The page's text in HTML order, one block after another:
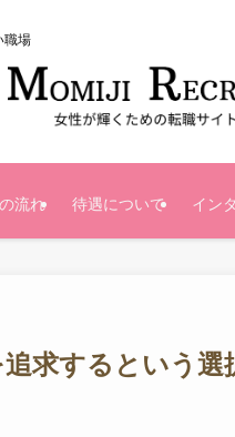
職場
流れ 待遇について イン
求するという選